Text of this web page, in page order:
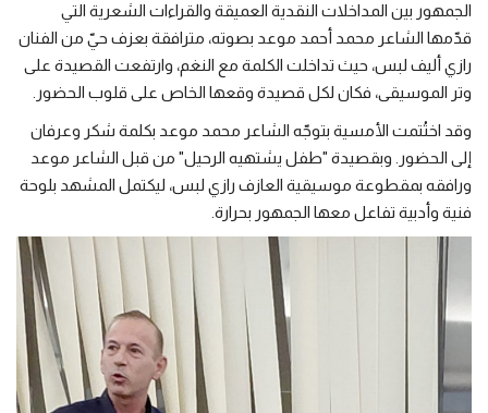
الجمهور بين المداخلات النقدية العميقة والقراءات الشعرية التي
قدّمها الشاعر محمد أحمد موعد بصوته، مترافقة بعزف حيّ من الفنان
رازي أليف لبس، حيث تداخلت الكلمة مع النغم، وارتفعت القصيدة على
وتر الموسيقى، فكان لكل قصيدة وقعها الخاص على قلوب الحضور.
وقد اختُتمت الأمسية بتوجّه الشاعر محمد موعد بكلمة شكر وعرفان
إلى الحضور. وبقصيدة "طفل يشتهيه الرحيل" من قبل الشاعر موعد
ورافقه بمقطوعة موسيقية العازف رازي لبس، ليكتمل المشهد بلوحة
فنية وأدبية تفاعل معها الجمهور بحرارة.